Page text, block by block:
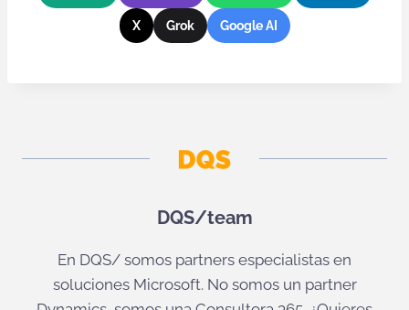
X Grok Google AI
DQS/team
En DQS/ somos partners especialistas en
soluciones Microsoft. No somos un partner